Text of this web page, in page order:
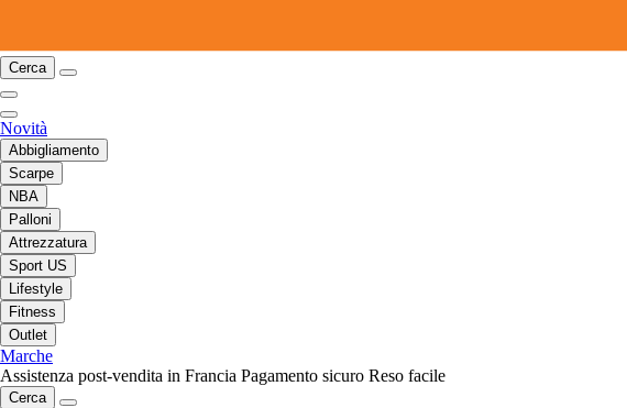
Cerca
Novità
Abbigliamento
Scarpe
NBA
Palloni
Attrezzatura
Sport US
Lifestyle
Fitness
Outlet
Marche
Assistenza post-vendita in Francia Pagamento sicuro Reso facile
Cerca